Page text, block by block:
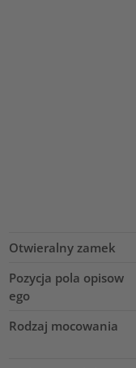
Otwieralny zamek
Pozycja pola opisow
ego
Rodzaj mocowania